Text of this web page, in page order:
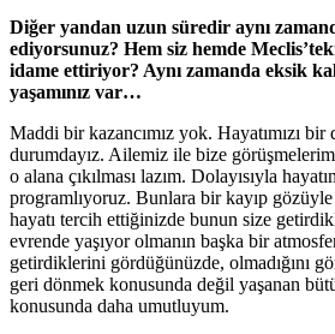
Diğer yandan uzun süredir aynı
ediyorsunuz? Hem siz hemde
idame ettiriyor? Aynı zamanda eksik
yaşamınız var…
Maddi bir kazancımız yok. Hayatımızı
durumdayız. Ailemiz ile bize
o alana çıkılması lazım. Dolayısıyla
programlıyoruz. Bunlara bir kayıp
hayatı tercih ettiğinizde bunun size
evrende yaşıyor olmanın başka bir
getirdiklerini gördüğünüzde, olmadığını
geri dönmek konusunda değil yaşanan
konusunda daha umutluyum.